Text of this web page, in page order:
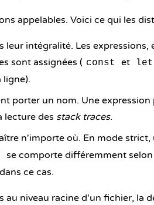
appelables. Voici ce qui les
intégralité. Les expressions,
sont assignées ( const et let
porter un nom. Une
lecture des stack traces.
n'importe où. En mode strict,
se comporte différemment
ce cas.
niveau racine d'un fichier, la